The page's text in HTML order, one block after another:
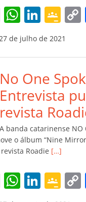
m
E
m
ai
l
W
h
at
s
A
p
p
Li
n
k
e
dI
n
G
o
o
gl
e
Cl
a
ss
ro
o
m
de julho de 2021
No One
Entrevista
revista
A banda catarinense NO
o álbum “Nine
Roadie […]
E
m
W Li
n
G
o